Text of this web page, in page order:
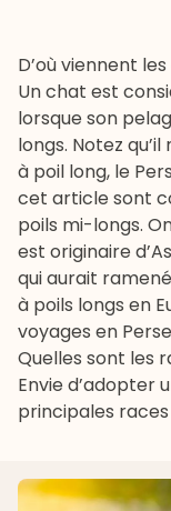
D’où viennent
Un chat est
lorsque son
longs. Notez
à poil long, le
cet article sont
poils mi-longs.
est originaire
qui aurait
à poils longs en
voyages en
Quelles sont les
Envie d’adopter
principales